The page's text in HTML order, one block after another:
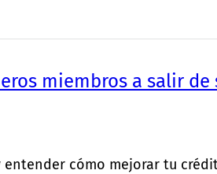
miembros a salir
cómo mejorar tu